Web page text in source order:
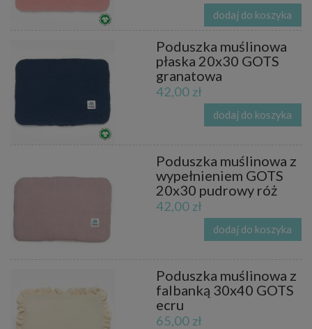
dodaj do koszyka
Poduszka muślinowa
płaska 20x30 GOTS
granatowa
42,00 zł
dodaj do koszyka
Poduszka muślinowa z
wypełnieniem GOTS
20x30 pudrowy róż
42,00 zł
dodaj do koszyka
Poduszka muślinowa z
falbanką 30x40 GOTS
ecru
65,00 zł